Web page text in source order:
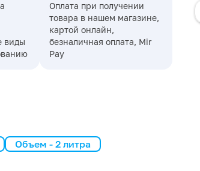
виды
Оплата при получении
товара в нашем магазине,
картой онлайн,
безналичная оплата, Mir
Pay
Объем - 2 литра